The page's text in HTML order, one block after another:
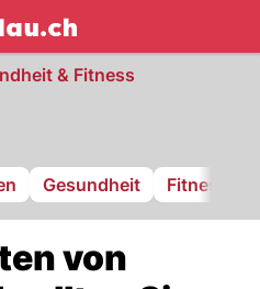
NAU.ch
& Fitness
Gesundheit Fitness
von